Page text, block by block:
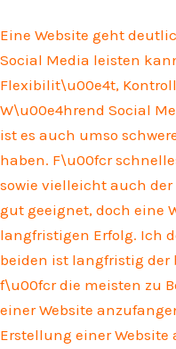
Eine Website geht
Social Media leisten
Flexibilit\u00e4t,
W\u00e4hrend Social
ist es auch umso
haben. F\u00fcr
sowie vielleicht auch
gut geeignet, doch eine
langfristigen Erfolg. Ich
beiden ist langfristig der
f\u00fcr die meisten zu
einer Website
Erstellung einer